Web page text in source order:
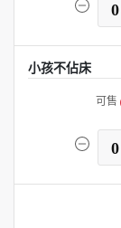
0
小孩不佔床
可售
0